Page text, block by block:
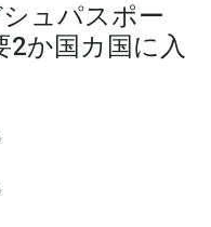
ュパスポー
2か国カ国に入